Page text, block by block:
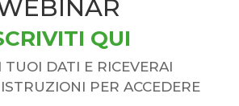
QUI
TUOI DATI E RICEVERAI
PER ACCEDERE